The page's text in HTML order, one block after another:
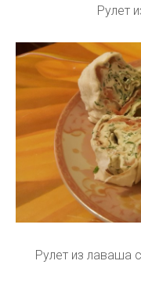
Рулет
Рулет из лаваша